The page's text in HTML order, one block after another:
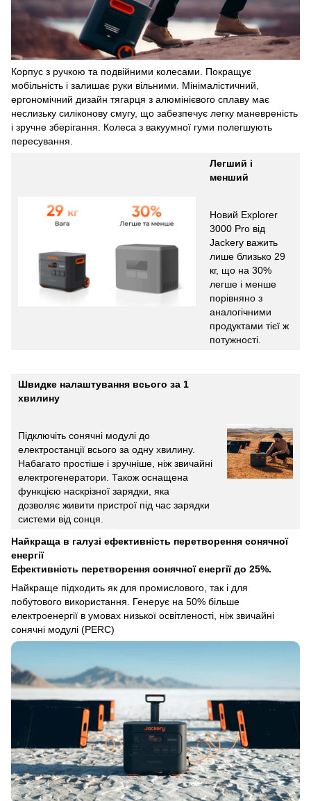
Корпус з ручкою та подвійними колесами. Покращує
мобільність і залишає руки вільними. Мінімалістичний,
ергономічний дизайн тягарця з алюмінієвого сплаву має
неслизьку силіконову смугу, що забезпечує легку маневреність
і зручне зберігання. Колеса з вакуумної гуми полегшують
пересування.
Легший і
менший
Новий Explorer
3000 Pro від
Jackery важить
лише близько 29
кг, що на 30%
легше і менше
порівняно з
аналогічними
продуктами тієї ж
потужності.
Швидке налаштування всього за 1
хвилину
Підключіть сонячні модулі до
електростанції всього за одну хвилину.
Набагато простіше і зручніше, ніж звичайні
електрогенератори. Також оснащена
функцією наскрізної зарядки, яка
дозволяє живити пристрої під час зарядки
системи від сонця.
Найкраща в галузі ефективність перетворення сонячної
енергії
Ефективність перетворення сонячної енергії до 25%.
Найкраще підходить як для промислового, так і для
побутового використання. Генерує на 50% більше
електроенергії в умовах низької освітленості, ніж звичайні
сонячні модулі (PERC)